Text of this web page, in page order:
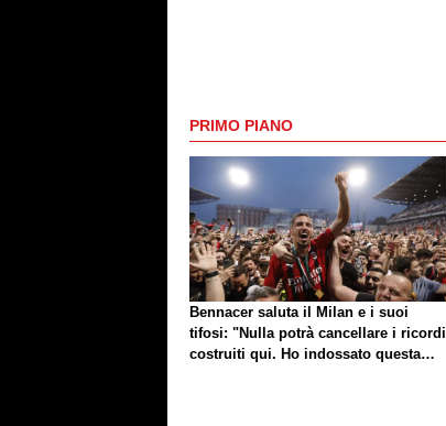
PRIMO PIANO
Bennacer saluta il Milan e i suoi
tifosi: "Nulla potrà cancellare i ricordi
costruiti qui. Ho indossato questa